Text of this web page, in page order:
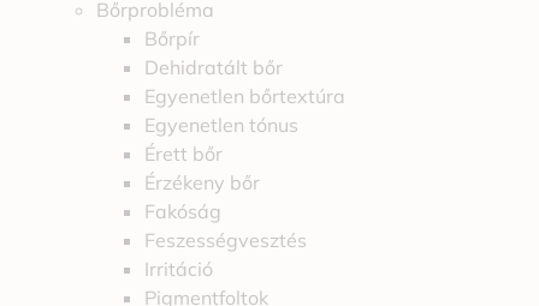
Bőrprobléma
Bőrpír
Dehidratált bőr
Egyenetlen bőrtextúra
Egyenetlen tónus
Érett bőr
Érzékeny bőr
Fakóság
Feszességvesztés
Irritáció
Pigmentfoltok